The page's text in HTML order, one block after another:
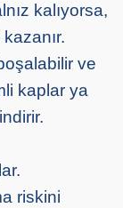
kalıyorsa,
ve
kaplar ya
riskini